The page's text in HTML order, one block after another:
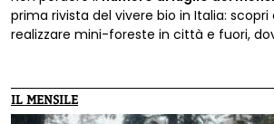
prima rivista del vivere bio in Italia:
realizzare mini-foreste in città e fuori,
un cibo sano per tutti e tanto altro!!!
IL MENSILE